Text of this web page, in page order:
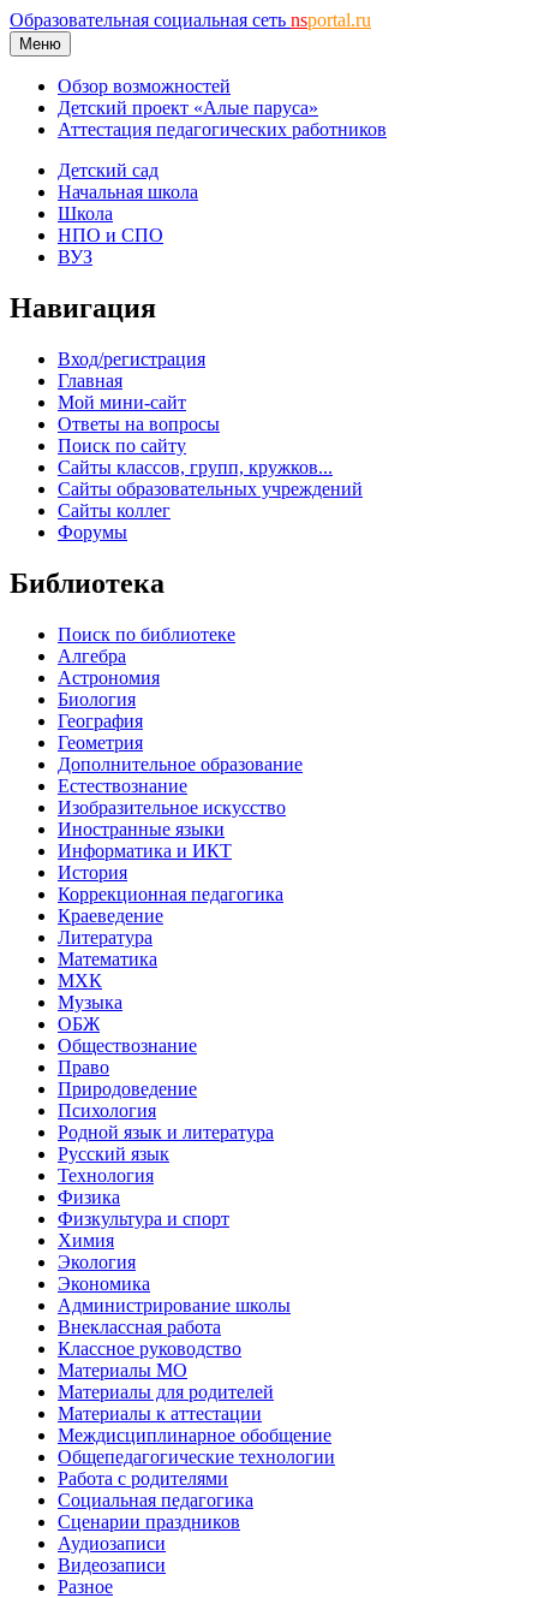
Образовательная социальная сеть nsportal.ru
Меню
Обзор возможностей
Детский проект «Алые паруса»
Аттестация педагогических работников
Детский сад
Начальная школа
Школа
НПО и СПО
ВУЗ
Навигация
Вход/регистрация
Главная
Мой мини-сайт
Ответы на вопросы
Поиск по сайту
Сайты классов, групп, кружков...
Сайты образовательных учреждений
Сайты коллег
Форумы
Библиотека
Поиск по библиотеке
Алгебра
Астрономия
Биология
География
Геометрия
Дополнительное образование
Естествознание
Изобразительное искусство
Иностранные языки
Информатика и ИКТ
История
Коррекционная педагогика
Краеведение
Литература
Математика
МХК
Музыка
ОБЖ
Обществознание
Право
Природоведение
Психология
Родной язык и литература
Русский язык
Технология
Физика
Физкультура и спорт
Химия
Экология
Экономика
Администрирование школы
Внеклассная работа
Классное руководство
Материалы МО
Материалы для родителей
Материалы к аттестации
Междисциплинарное обобщение
Общепедагогические технологии
Работа с родителями
Социальная педагогика
Сценарии праздников
Аудиозаписи
Видеозаписи
Разное